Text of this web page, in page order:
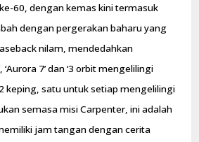
60, dengan kemas kini termasuk
dengan pergerakan baharu yang
nilam, mendedahkan
‘Aurora 7’ dan ‘3 orbit mengelilingi
keping, satu untuk setiap mengelilingi
semasa misi Carpenter, ini adalah
jam tangan dengan cerita